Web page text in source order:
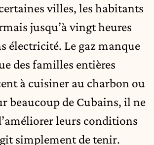
villes, les habitants
jusqu’à vingt heures
électricité. Le gaz manque
des familles entières
à cuisiner au charbon ou
beaucoup de Cubains, il ne
leurs conditions
simplement de tenir.